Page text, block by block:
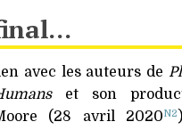
avec les auteurs de
et son
(28 avril 2020N2